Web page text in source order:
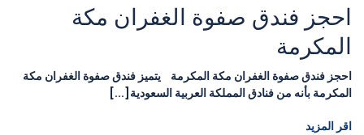
احجز فندق صفوة الغفران مكة
المكرمة
احجز فندق صفوة الغفران مكة المكرمة يتميز فندق صفوة الغفران مكة
المكرمة بأنه من فنادق المملكة العربية السعودية[...]
اقر المزيد